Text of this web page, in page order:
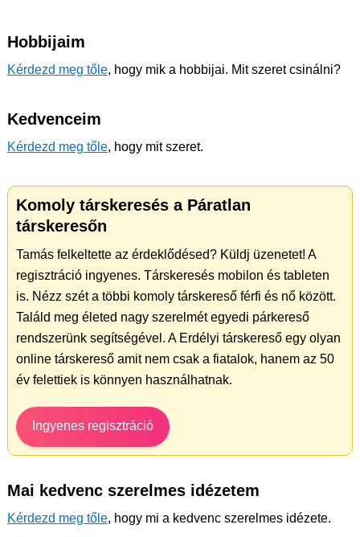
Hobbijaim
Kérdezd meg tőle, hogy mik a hobbijai. Mit szeret csinálni?
Kedvenceim
Kérdezd meg tőle, hogy mit szeret.
Komoly társkeresés a Páratlan
társkeresőn
Tamás felkeltette az érdeklődésed? Küldj üzenetet! A
regisztráció ingyenes. Társkeresés mobilon és tableten
is. Nézz szét a többi komoly társkereső férfi és nő között.
Találd meg életed nagy szerelmét egyedi párkereső
rendszerünk segítségével. A Erdélyi társkereső egy olyan
online társkereső amit nem csak a fiatalok, hanem az 50
év felettiek is könnyen használhatnak.
Ingyenes regisztráció
Mai kedvenc szerelmes idézetem
Kérdezd meg tőle, hogy mi a kedvenc szerelmes idézete.